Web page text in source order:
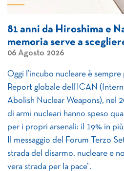
81 anni da Hiroshima e
memoria serve a
06 Agosto 2026
Oggi l’incubo nucleare è
Report globale dell’ICAN
Abolish Nuclear Weapons), nel
di armi nucleari hanno speso
per i propri arsenali: il 19% in
Il messaggio del Forum Terzo
strada del disarmo, nucleare e
vera strada per la pace”.